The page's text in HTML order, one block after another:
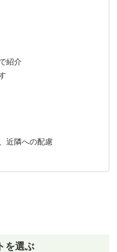
紹介
近隣への配慮
を選ぶ